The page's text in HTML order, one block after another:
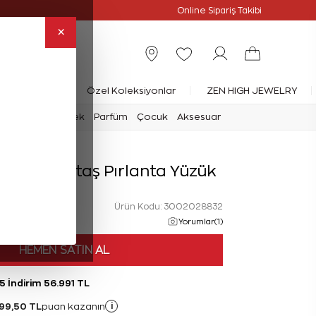
×
Online Sipariş Takibi
Yüzük Özel Koleksiyonlar ZEN HIGH JEWELRY
Erkek Parfüm Çocuk Aksesuar
Tektaş Pırlanta Yüzük
Ürün Kodu: 3002028832
Yorumlar(1)
HEMEN SATIN AL
İndirim 56.991 TL
TL puan kazanın i